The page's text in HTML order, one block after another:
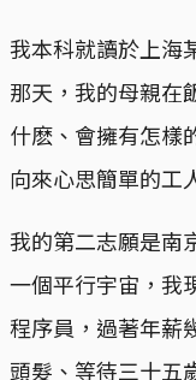
我本科就讀於上海
那天，我的母親在
什麽、會擁有怎樣
向來心思簡單的工
我的第二志願是南
一個平行宇宙，我
程序員，過著年薪
頭髮、等待三十五